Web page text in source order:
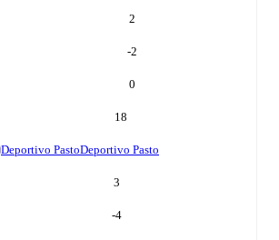
2
-2
0
18
Deportivo PastoDeportivo Pasto
3
-4